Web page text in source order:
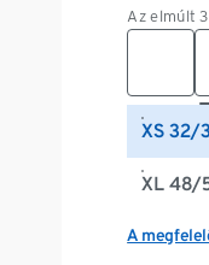
Az elmúlt
XS 32/
XL 48/
A